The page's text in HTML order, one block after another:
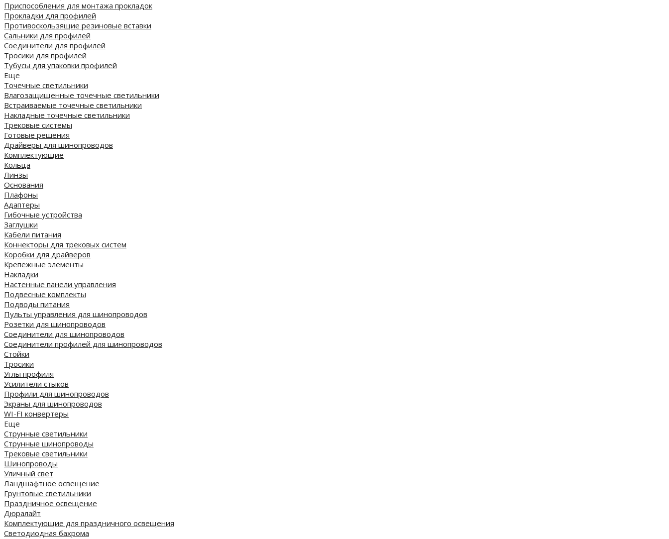
Приспособления для монтажа прокладок
Прокладки для профилей
Противоскользящие резиновые вставки
Сальники для профилей
Соединители для профилей
Тросики для профилей
Тубусы для упаковки профилей
Еще
Точечные светильники
Влагозащищенные точечные светильники
Встраиваемые точечные светильники
Накладные точечные светильники
Трековые системы
Готовые решения
Драйверы для шинопроводов
Комплектующие
Кольца
Линзы
Основания
Плафоны
Адаптеры
Гибочные устройства
Заглушки
Кабели питания
Коннекторы для трековых систем
Коробки для драйверов
Крепежные элементы
Накладки
Настенные панели управления
Подвесные комплекты
Подводы питания
Пульты управления для шинопроводов
Розетки для шинопроводов
Соединители для шинопроводов
Соединители профилей для шинопроводов
Стойки
Тросики
Углы профиля
Усилители стыков
Профили для шинопроводов
Экраны для шинопроводов
WI-FI конвертеры
Еще
Струнные светильники
Струнные шинопроводы
Трековые светильники
Шинопроводы
Уличный свет
Ландшафтное освещение
Грунтовые светильники
Праздничное освещение
Дюралайт
Комплектующие для праздничного освещения
Светодиодная бахрома